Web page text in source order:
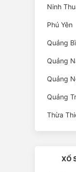
Ninh
Phú Yên
Quảng
Quảng
Quảng
Quảng
Thừa
XỔ